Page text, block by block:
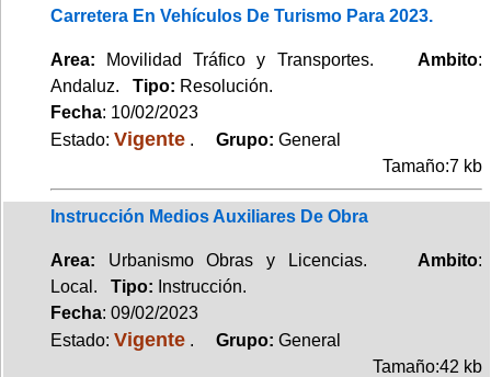
Carretera En Vehículos De Turismo Para 2023.
Area: Movilidad Tráfico y Transportes. Ambito:
Andaluz. Tipo: Resolución.
Fecha: 10/02/2023
Estado: Vigente . Grupo: General
Tamaño:7 kb
Instrucción Medios Auxiliares De Obra
Area: Urbanismo Obras y Licencias. Ambito:
Local. Tipo: Instrucción.
Fecha: 09/02/2023
Estado: Vigente . Grupo: General
Tamaño:42 kb